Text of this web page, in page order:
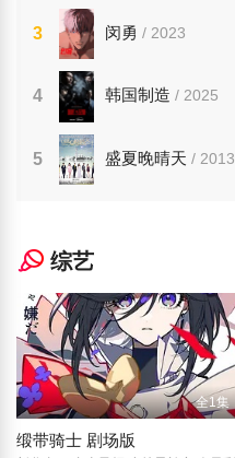
3 闵勇 / 2023
4 韩国制造 / 2025
5 盛夏晚晴天 / 2013
综艺
全1集
缎带骑士 剧场版